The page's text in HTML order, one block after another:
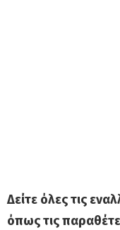
Δείτε όλες τις
όπως τις